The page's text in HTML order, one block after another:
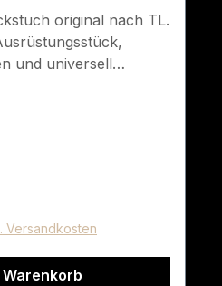
original nach TL.
und universell
Versandkosten
Warenkorb